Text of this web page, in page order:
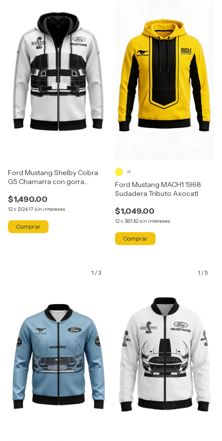
Ford Mustang Shelby Cobra
G5 Chamarra con gorra
$1,490.00
12x $124.17 sin intereses
Comprar
Ford Mustang MACH1 1968
Sudadera Tributo Axocatl
$1,049.00
12x $87.42 sin intereses
+1
Comprar
1 /3 1 /5